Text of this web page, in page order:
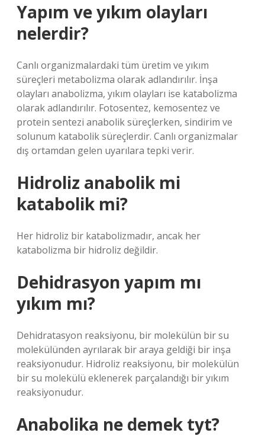
Yapım ve yıkım olayları
nelerdir?
Canlı organizmalardaki tüm üretim ve yıkım
süreçleri metabolizma olarak adlandırılır. İnşa
olayları anabolizma, yıkım olayları ise katabolizma
olarak adlandırılır. Fotosentez, kemosentez ve
protein sentezi anabolik süreçlerken, sindirim ve
solunum katabolik süreçlerdir. Canlı organizmalar
dış ortamdan gelen uyarılara tepki verir.
Hidroliz anabolik mi
katabolik mi?
Her hidroliz bir katabolizmadır, ancak her
katabolizma bir hidroliz değildir.
Dehidrasyon yapım mı
yıkım mı?
Dehidratasyon reaksiyonu, bir molekülün bir su
molekülünden ayrılarak bir araya geldiği bir inşa
reaksiyonudur. Hidroliz reaksiyonu, bir molekülün
bir su molekülü eklenerek parçalandığı bir yıkım
reaksiyonudur.
Anabolika ne demek tyt?